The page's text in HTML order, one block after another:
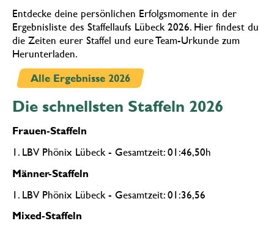
Entdecke deine persönlichen Erfolgsmomente in der
Ergebnisliste des Staffellaufs Lübeck 2026. Hier findest du
die Zeiten eurer Staffel und eure Team-Urkunde zum
Herunterladen.
Alle Ergebnisse 2026
Die schnellsten Staffeln 2026
Frauen-Staffeln
1. LBV Phönix Lübeck - Gesamtzeit: 01:46,50h
Männer-Staffeln
1. LBV Phönix Lübeck - Gesamtzeit: 01:36,56
Mixed-Staffeln